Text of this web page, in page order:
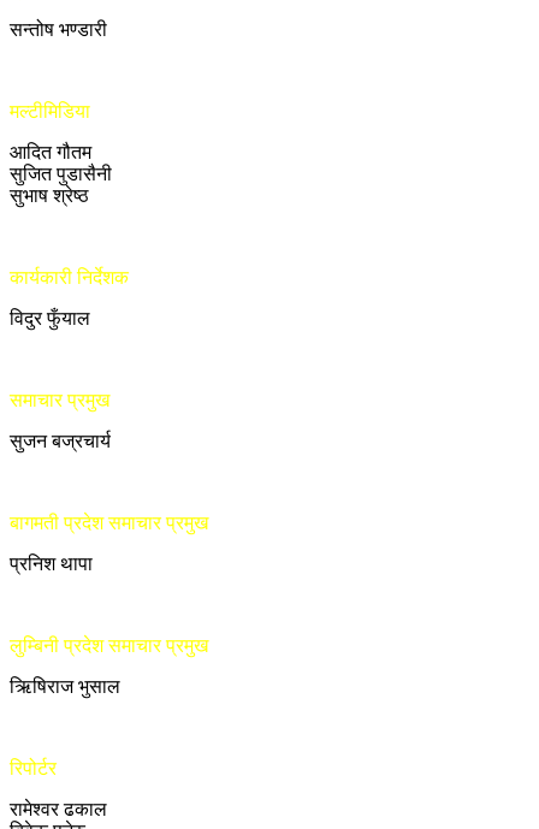
सन्तोष भण्डारी
मल्टीमिडिया
आदित गौतम
सुजित पुडासैनी
सुभाष श्रेष्ठ
कार्यकारी निर्देशक
विदुर फुँयाल
समाचार प्रमुख
सुजन बज्रचार्य
बागमती प्रदेश समाचार प्रमुख
प्रनिश थापा
लुम्बिनी प्रदेश समाचार प्रमुख
ऋिषिराज भुसाल
रिपोर्टर
रामेश्वर ढकाल